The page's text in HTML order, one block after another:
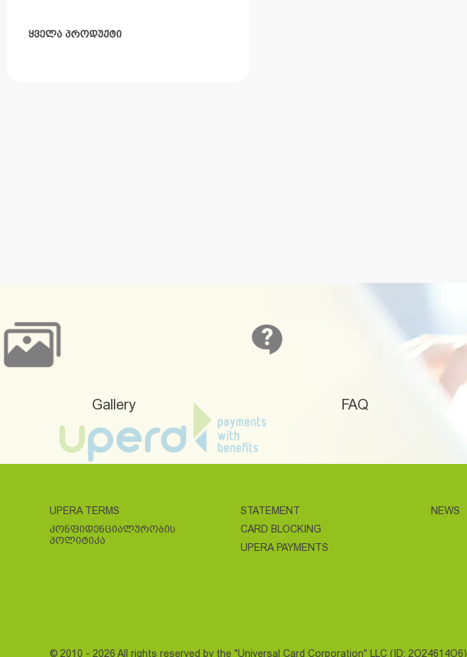
ᲧᲕᲔᲚᲐ ᲞᲠᲝᲓᲣᲥᲢᲘ
Gallery FAQ
UPERA TERMS
ᲙᲝᲜᲤᲘᲓᲔᲜᲪᲘᲐᲚᲣᲠᲝᲑᲘᲡ
ᲞᲝᲚᲘᲢᲘᲙᲐ
STATEMENT
CARD BLOCKING
UPERA PAYMENTS
NEWS
© 2010 - 2026 All rights reserved by the "Universal Card Corporation" LLC (ID: 2O24614O6)